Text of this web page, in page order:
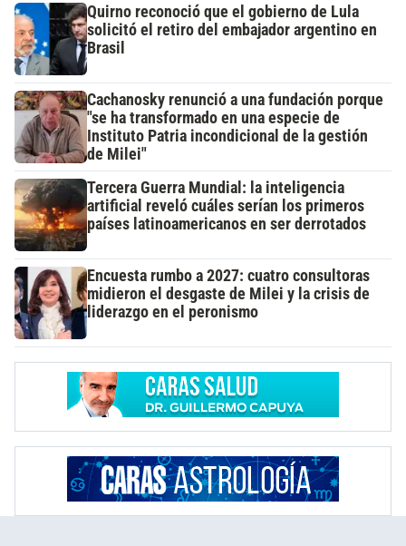
Quirno reconoció que el gobierno de Lula
solicitó el retiro del embajador argentino en
Brasil
Cachanosky renunció a una fundación porque
"se ha transformado en una especie de
Instituto Patria incondicional de la gestión
de Milei"
Tercera Guerra Mundial: la inteligencia
artificial reveló cuáles serían los primeros
países latinoamericanos en ser derrotados
Encuesta rumbo a 2027: cuatro consultoras
midieron el desgaste de Milei y la crisis de
liderazgo en el peronismo